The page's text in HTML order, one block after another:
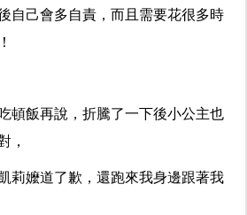
自己會多自責，而且需要花很多時
頓飯再說，折騰了一下後小公主也
，
莉嬤道了歉，還跑來我身邊跟著我